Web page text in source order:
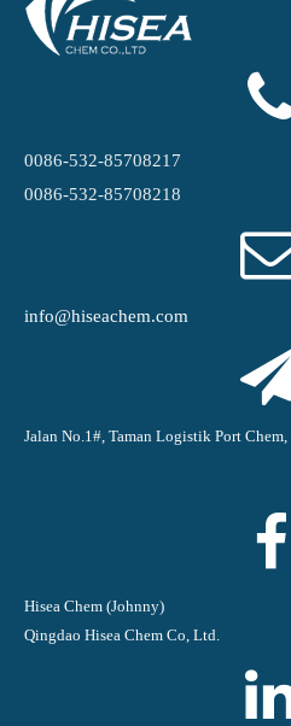
0086-532-85708217
0086-532-85708218
info@hiseachem.com
Jalan No.1#, Taman Logistik Port
Hisea Chem (Johnny)
Qingdao Hisea Chem Co, Ltd.